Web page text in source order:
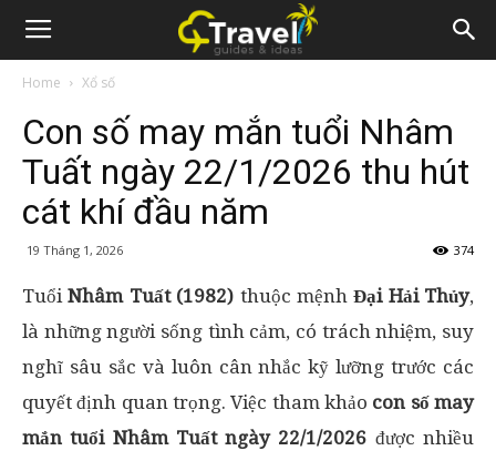
Home Xổ số
Con số may mắn tuổi Nhâm
Tuất ngày 22/1/2026 thu hút
cát khí đầu năm
19 Tháng 1, 2026 374
TuổiNhâm Tuất (1982) thuộc mệnhĐại Hải Thủy,
là những người sống tình cảm, có trách nhiệm, suy
nghĩ sâu sắc và luôn cân nhắc kỹ lưỡng trước các
quyết định quan trọng. Việc tham khảo con số may
mắn tuổi Nhâm Tuất ngày 22/1/2026 được nhiều